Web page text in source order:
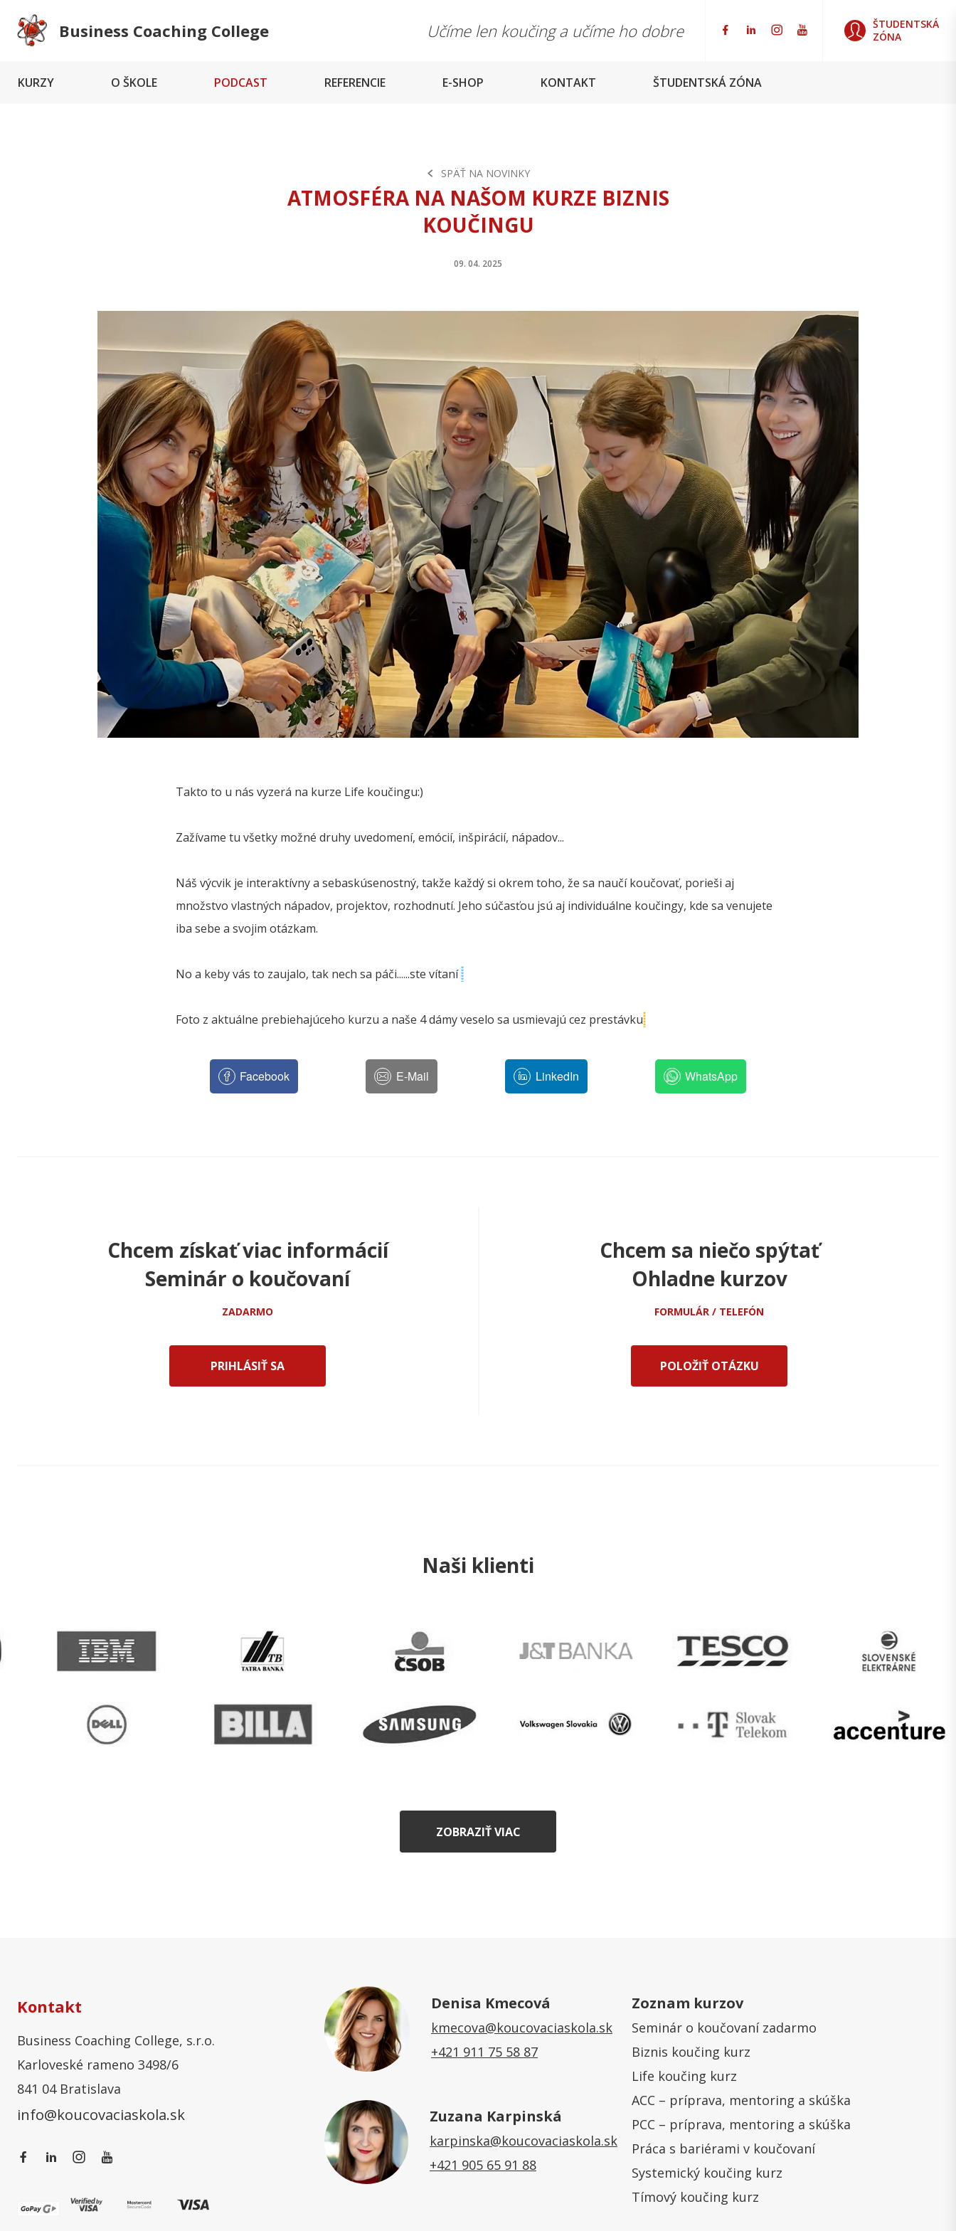
Business Coaching College Učíme len koučing a učíme ho dobre
ŠTUDENTSKÁ
ZÓNA
KURZY O ŠKOLE PODCAST REFERENCIE E-SHOP KONTAKT ŠTUDENTSKÁ ZÓNA
SPÄŤ NA NOVINKY
ATMOSFÉRA NA NAŠOM KURZE BIZNIS
KOUČINGU
09. 04. 2025
Takto to u nás vyzerá na kurze Life koučingu:)
Zažívame tu všetky možné druhy uvedomení, emócií, inšpirácií, nápadov...
Náš výcvik je interaktívny a sebaskúsenostný, takže každý si okrem toho, že sa naučí koučovať, porieši aj
množstvo vlastných nápadov, projektov, rozhodnutí. Jeho súčasťou jsú aj individuálne koučingy, kde sa venujete
iba sebe a svojim otázkam.
No a keby vás to zaujalo, tak nech sa páči......ste vítaní
Foto z aktuálne prebiehajúceho kurzu a naše 4 dámy veselo sa usmievajú cez prestávku
Facebook E-Mail LinkedIn WhatsApp
Chcem získať viac informácií
Seminár o koučovaní
ZADARMO
PRIHLÁSIŤ SA
Chcem sa niečo spýtať
Ohladne kurzov
FORMULÁR / TELEFÓN
POLOŽIŤ OTÁZKU
Naši klienti
ZOBRAZIŤ VIAC
Kontakt
Business Coaching College, s.r.o.
Karloveské rameno 3498/6
841 04 Bratislava
info@koucovaciaskola.sk
Denisa Kmecová
kmecova@koucovaciaskola.sk
+421 911 75 58 87
Zuzana Karpinská
karpinska@koucovaciaskola.sk
+421 905 65 91 88
Zoznam kurzov
Seminár o koučovaní zadarmo
Biznis koučing kurz
Life koučing kurz
ACC – príprava, mentoring a skúška
PCC – príprava, mentoring a skúška
Práca s bariérami v koučovaní
Systemický koučing kurz
Tímový koučing kurz